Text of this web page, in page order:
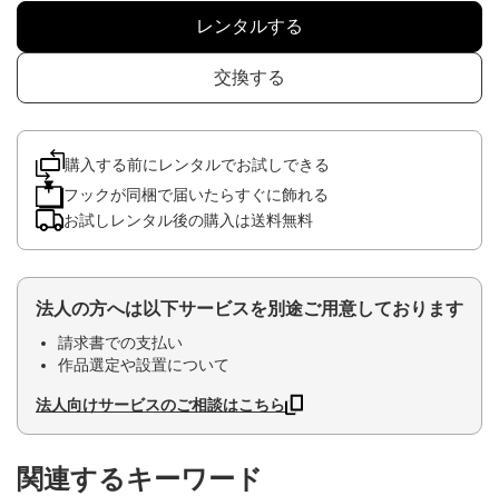
レンタルする
交換する
購入する前にレンタルでお試しできる
フックが同梱で届いたらすぐに飾れる
お試しレンタル後の購入は送料無料
法人の方へは以下サービスを別途ご用意しております
請求書での支払い
作品選定や設置について
法人向けサービスのご相談はこちら
関連するキーワード